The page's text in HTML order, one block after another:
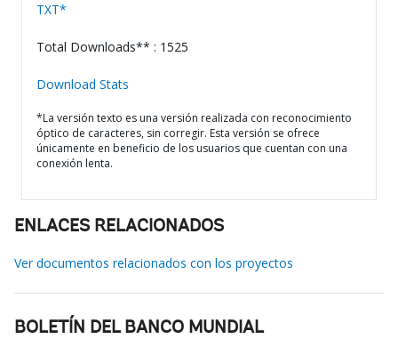
TXT*
Total Downloads** : 1525
Download Stats
*La versión texto es una versión realizada con reconocimiento
óptico de caracteres, sin corregir. Esta versión se ofrece
únicamente en beneficio de los usuarios que cuentan con una
conexión lenta.
ENLACES RELACIONADOS
Ver documentos relacionados con los proyectos
BOLETÍN DEL BANCO MUNDIAL